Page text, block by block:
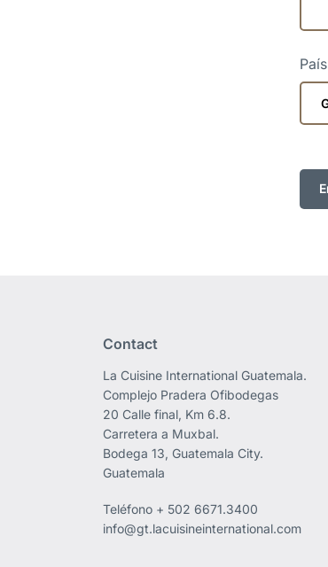
País
Contact
La Cuisine International Guatemala.
Complejo Pradera Ofibodegas
20 Calle final, Km 6.8.
Carretera a Muxbal.
Bodega 13, Guatemala City.
Guatemala
Teléfono + 502 6671.3400
info@gt.lacuisineinternational.com